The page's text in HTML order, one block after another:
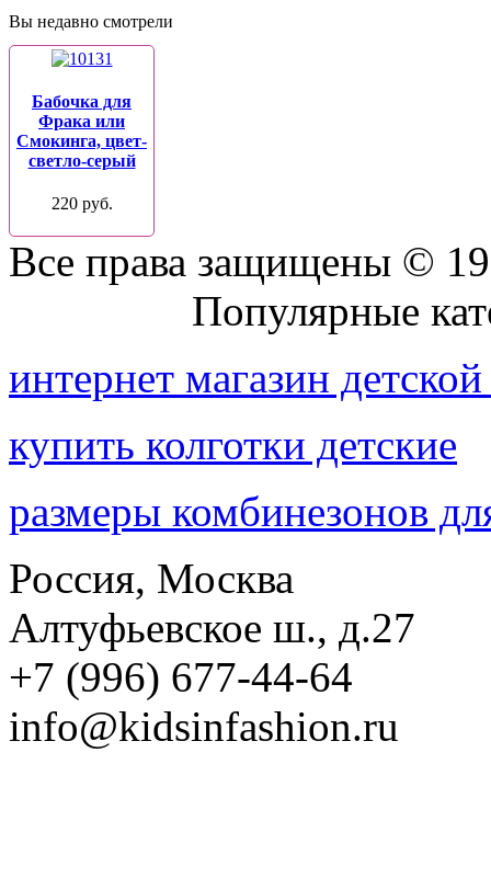
Вы недавно смотрели
Бабочка для
Фрака или
Смокинга, цвет-
светло-серый
220 руб.
Все права защищены ©
Популярные
интернет магазин
купить колготки детские
размеры комбинезонов
Россия, Москва
Алтуфьевское ш., д.27
+7 (996) 677-44-64
info@kidsinfashion.ru